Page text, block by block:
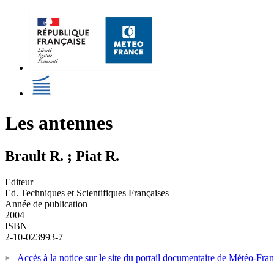
Les antennes
Brault R. ; Piat R.
Editeur
Ed. Techniques et Scientifiques Françaises
Année de publication
2004
ISBN
2-10-023993-7
Accès à la notice sur le site du portail documentaire de Météo-